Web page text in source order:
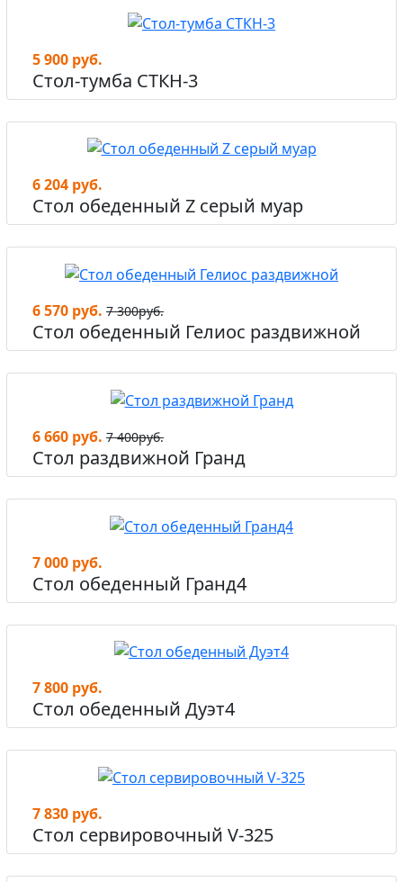
5 900 руб.
Стол-тумба СТКН-3
6 204 руб.
Стол обеденный Z cерый муар
6 570 руб. 7 300руб.
Стол обеденный Гелиос раздвижной
6 660 руб. 7 400руб.
Стол раздвижной Гранд
7 000 руб.
Стол обеденный Гранд4
7 800 руб.
Стол обеденный Дуэт4
7 830 руб.
Стол сервировочный V-325